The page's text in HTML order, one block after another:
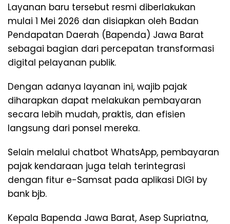
Layanan baru tersebut resmi diberlakukan
mulai 1 Mei 2026 dan disiapkan oleh Badan
Pendapatan Daerah (Bapenda) Jawa Barat
sebagai bagian dari percepatan transformasi
digital pelayanan publik.
Dengan adanya layanan ini, wajib pajak
diharapkan dapat melakukan pembayaran
secara lebih mudah, praktis, dan efisien
langsung dari ponsel mereka.
Selain melalui chatbot WhatsApp, pembayaran
pajak kendaraan juga telah terintegrasi
dengan fitur e-Samsat pada aplikasi DIGI by
bank bjb.
Kepala Bapenda Jawa Barat, Asep Supriatna,